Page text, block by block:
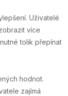
Uživatelé
více
tolik přepínat
hodnot.
zajímá